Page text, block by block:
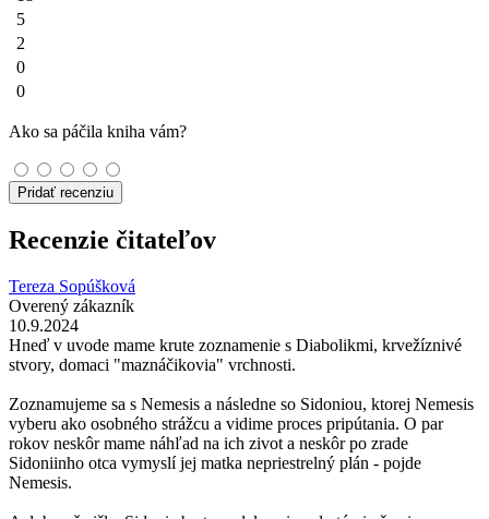
5
2
0
0
Ako sa páčila kniha vám?
Pridať recenziu
Recenzie čitateľov
Tereza Sopúšková
Overený zákazník
10.9.2024
Hneď v uvode mame krute zoznamenie s Diabolikmi, krvežíznivé
stvory, domaci "maznáčikovia" vrchnosti.
Zoznamujeme sa s Nemesis a následne so Sidoniou, ktorej Nemesis
vyberu ako osobného strážcu a vidime proces pripútania. O par
rokov neskôr mame náhľad na ich zivot a neskôr po zrade
Sidoniinho otca vymyslí jej matka nepriestrelný plán - pojde
Nemesis.